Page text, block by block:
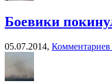
Боевики
05.07.2014, Комментариев